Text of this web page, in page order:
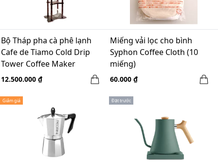
Bộ Tháp pha cà phê lạnh
Cafe de Tiamo Cold Drip
Tower Coffee Maker
(HG2650) - 25 cups
12.500.000 ₫
Miếng vải lọc cho bình
Syphon Coffee Cloth (10
miếng)
60.000 ₫
Giảm giá Đặt trước